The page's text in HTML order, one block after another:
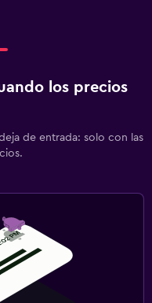
los precios
de entrada: solo con las